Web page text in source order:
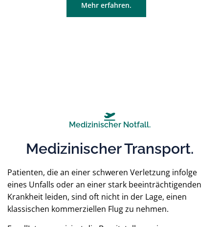
Mehr erfahren.
Medizinischer Notfall.
Medizinischer Transport.
Patienten, die an einer schweren Verletzung infolge
eines Unfalls oder an einer stark beeinträchtigenden
Krankheit leiden, sind oft nicht in der Lage, einen
klassischen kommerziellen Flug zu nehmen.